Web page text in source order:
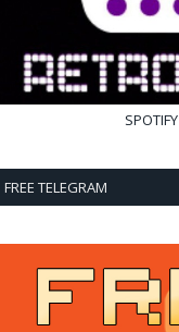
SPOTIFY
FREE TELEGRAM